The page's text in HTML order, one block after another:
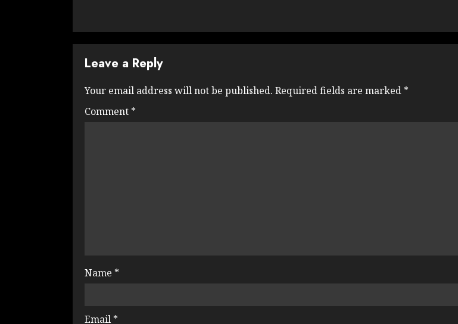
Leave a Reply
Your email address will not be published. Required fields are marked *
Comment *
Name *
Email *